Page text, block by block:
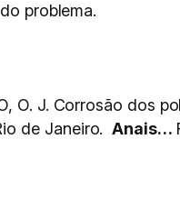
problema.
O. J. Corrosão dos
de Janeiro.Anais…